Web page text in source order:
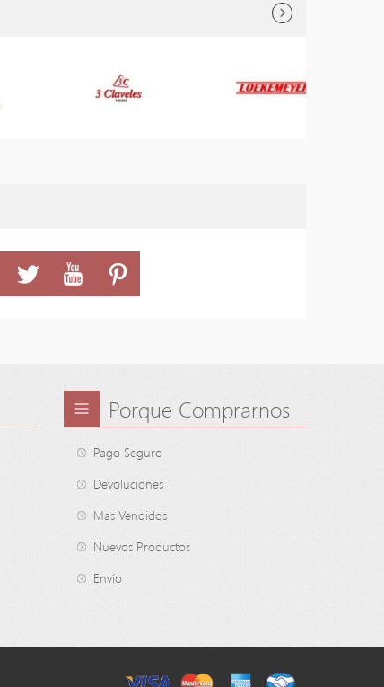
Porque Comprarnos
Pago Seguro
Devoluciones
Mas Vendidos
Nuevos Productos
Envío